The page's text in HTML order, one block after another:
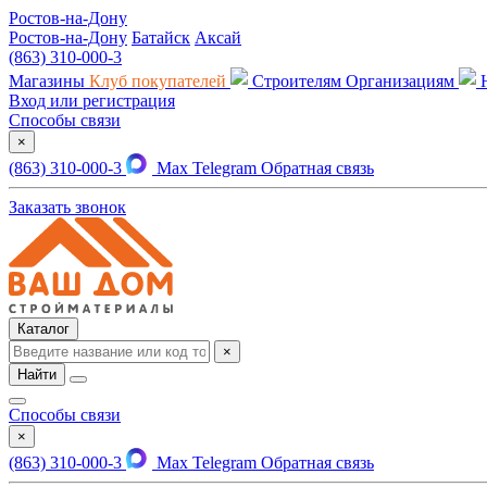
Ростов-на-Дону
Ростов-на-Дону Батайск Аксай
(863) 310-000-3
Магазины Клуб покупателей Строителям Организациям
Вход или регистрация
Способы связи
×
(863) 310-000-3 Max Telegram Обратная связь
Заказать звонок
Каталог
×
Найти
Способы связи
×
(863) 310-000-3 Max Telegram Обратная связь